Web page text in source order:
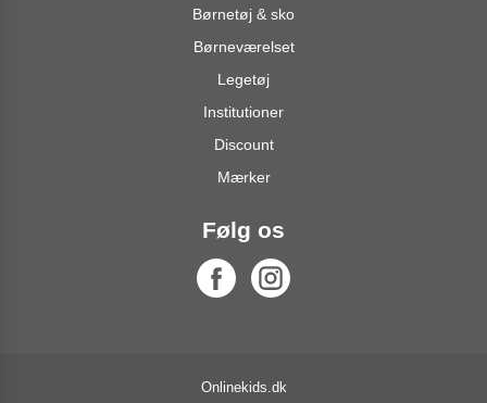
Børnetøj & sko
Børneværelset
Legetøj
Institutioner
Discount
Mærker
Følg os
Onlinekids.dk